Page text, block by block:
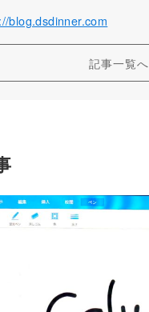
blog.dsdinner.com
記事一覧へ